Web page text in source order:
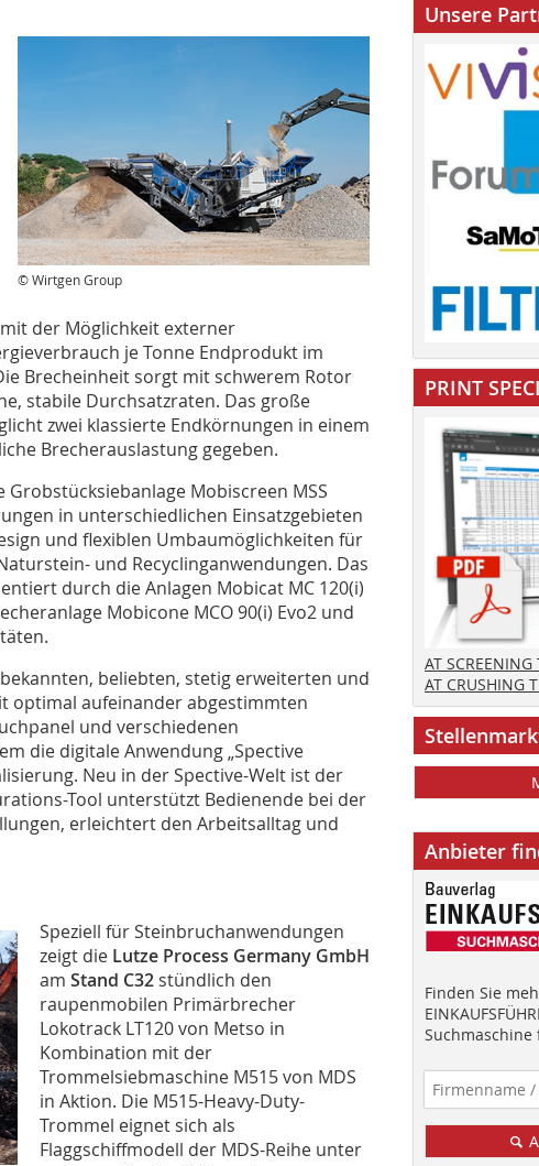
© Wirtgen Group
der Möglichkeit externer
je Tonne Endprodukt im
Brecheinheit sorgt mit schwerem Rotor
stabile Durchsatzraten. Das große
zwei klassierte Endkörnungen in einem
Brecherauslastung gegeben.
Mobiscreen MSS
in unterschiedlichen Einsatzgebieten
und flexiblen Umbaumöglichkeiten für
und Recyclinganwendungen. Das
durch die Anlagen Mobicat MC 120(i)
Mobicone MCO 90(i) Evo2 und
beliebten, stetig erweiterten und
optimal aufeinander abgestimmten
und verschiedenen
die digitale Anwendung „Spective
Neu in der Spective-Welt ist der
Tool unterstützt Bedienende bei der
erleichtert den Arbeitsalltag und
Speziell für Steinbruchanwendungen
zeigt die Lutze Process Germany GmbH
am Stand C32 stündlich den
raupenmobilen Primärbrecher
Lokotrack LT120 von Metso in
Kombination mit der
Trommelsiebmaschine M515 von MDS
in Aktion. Die M515-Heavy-Duty-
Trommel eignet sich als
Flaggschiffmodell der MDS-Reihe unter
Unsere
PRINT
AT
AT CRUSHING
Anbieter
Finden Sie